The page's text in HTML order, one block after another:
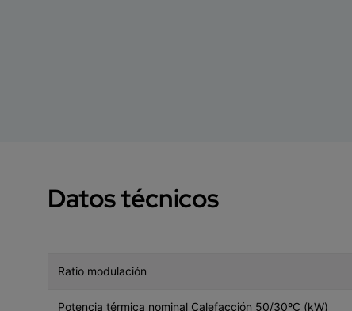
Datos técnicos
Ratio modulación
Potencia térmica nominal Calefacción 50/30ºC (kW)